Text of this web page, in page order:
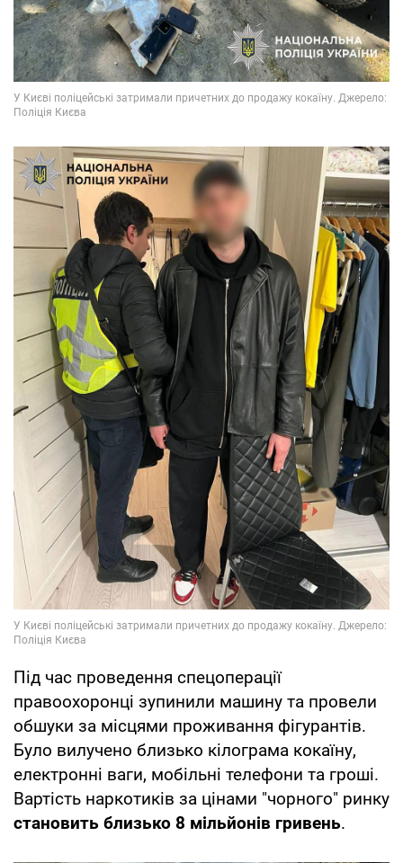
Під час проведення спецоперації
правоохоронці зупинили машину та провели
обшуки за місцями проживання фігурантів.
Було вилучено близько кілограма кокаїну,
електронні ваги, мобільні телефони та гроші.
Вартість наркотиків за цінами "чорного" ринку
становить близько 8 мільйонів гривень.